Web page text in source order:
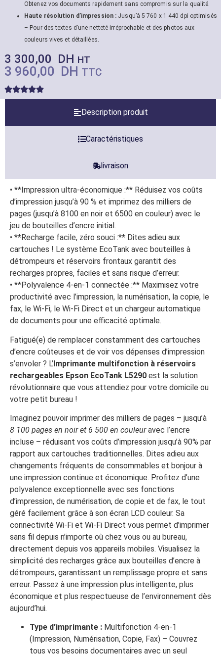
Obtenez vos documents rapidement sans compromis sur la qualité.
Haute résolution d’impression : Jusqu’à 5 760 x 1 440 dpi optimisés
– Pour des textes d’une netteté irréprochable et des photos aux
couleurs vives et détaillées.
3 300,00 DH HT
3 960,00 DH TTC
Description produit
Caractéristiques
livraison
• **Impression ultra-économique :** Réduisez vos coûts
d’impression jusqu’à 90 % et imprimez des milliers de
pages (jusqu’à 8100 en noir et 6500 en couleur) avec le
jeu de bouteilles d’encre initial.
• **Recharge facile, zéro souci :** Dites adieu aux
cartouches ! Le système EcoTank avec bouteilles à
détrompeurs et réservoirs frontaux garantit des
recharges propres, faciles et sans risque d’erreur.
• **Polyvalence 4-en-1 connectée :** Maximisez votre
productivité avec l’impression, la numérisation, la copie, le
fax, le Wi-Fi, le Wi-Fi Direct et un chargeur automatique
de documents pour une efficacité optimale.
Fatigué(e) de remplacer constamment des cartouches
d’encre coûteuses et de voir vos dépenses d’impression
s’envoler ? L’Imprimante multifonction à réservoirs
rechargeables Epson EcoTank L5290 est la solution
révolutionnaire que vous attendiez pour votre domicile ou
votre petit bureau !
Imaginez pouvoir imprimer des milliers de pages – jusqu’à
8 100 pages en noir et 6 500 en couleuravec l’encre
incluse – réduisant vos coûts d’impression jusqu’à 90% par
rapport aux cartouches traditionnelles. Dites adieu aux
changements fréquents de consommables et bonjour à
une impression continue et économique. Profitez d’une
polyvalence exceptionnelle avec ses fonctions
d’impression, de numérisation, de copie et de fax, le tout
géré facilement grâce à son écran LCD couleur. Sa
connectivité Wi-Fi et Wi-Fi Direct vous permet d’imprimer
sans fil depuis n’importe où chez vous ou au bureau,
directement depuis vos appareils mobiles. Visualisez la
simplicité des recharges grâce aux bouteilles d’encre à
détrompeurs, garantissant un remplissage propre et sans
erreur. Passez à une impression plus intelligente, plus
économique et plus respectueuse de l’environnement dès
aujourd’hui.
Type d’imprimante : Multifonction 4-en-1
(Impression, Numérisation, Copie, Fax) – Couvrez
tous vos besoins documentaires avec un seul